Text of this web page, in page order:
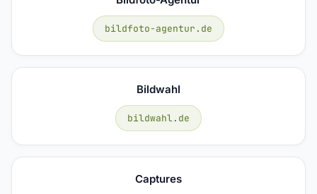
bildfoto-agentur.de
Bildwahl
bildwahl.de
Captures